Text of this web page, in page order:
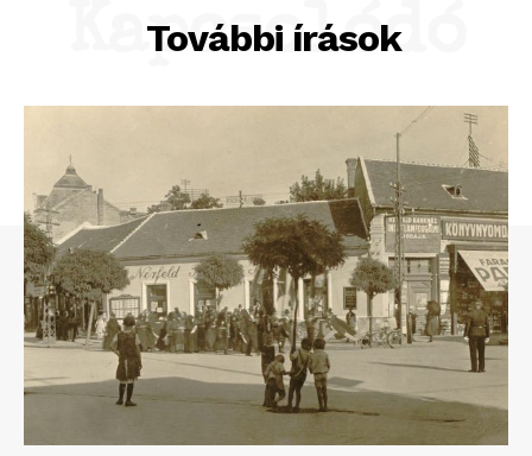
További írások
Kapcsolódó